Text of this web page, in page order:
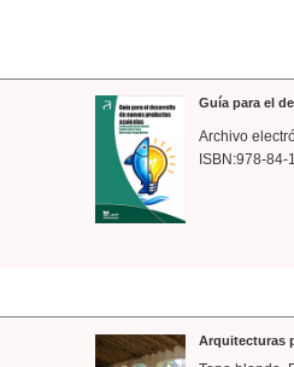
Guía para el
Archivo
ISBN:978-
Arquitecturas